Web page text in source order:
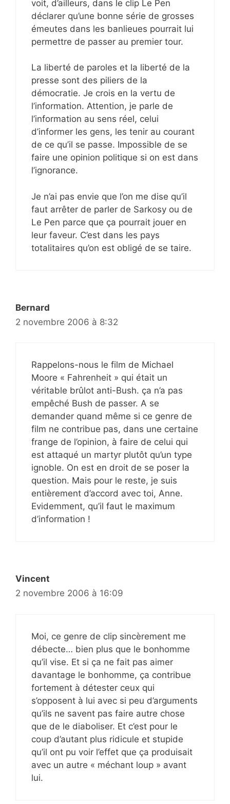
voit, d’ailleurs, dans le clip Le Pen
déclarer qu’une bonne série de grosses
émeutes dans les banlieues pourrait lui
permettre de passer au premier tour.
La liberté de paroles et la liberté de la
presse sont des piliers de la
démocratie. Je crois en la vertu de
l’information. Attention, je parle de
l’information au sens réel, celui
d’informer les gens, les tenir au courant
de ce qu’il se passe. Impossible de se
faire une opinion politique si on est dans
l’ignorance.
Je n’ai pas envie que l’on me dise qu’il
faut arrêter de parler de Sarkosy ou de
Le Pen parce que ça pourrait jouer en
leur faveur. C’est dans les pays
totalitaires qu’on est obligé de se taire.
Bernard
2 novembre 2006 à 8:32
Rappelons-nous le film de Michael
Moore « Fahrenheit » qui était un
véritable brûlot anti-Bush. ça n’a pas
empêché Bush de passer. A se
demander quand même si ce genre de
film ne contribue pas, dans une certaine
frange de l’opinion, à faire de celui qui
est attaqué un martyr plutôt qu’un type
ignoble. On est en droit de se poser la
question. Mais pour le reste, je suis
entièrement d’accord avec toi, Anne.
Evidemment, qu’il faut le maximum
d’information !
Vincent
2 novembre 2006 à 16:09
Moi, ce genre de clip sincèrement me
débecte… bien plus que le bonhomme
qu’il vise. Et si ça ne fait pas aimer
davantage le bonhomme, ça contribue
fortement à détester ceux qui
s’opposent à lui avec si peu d’arguments
qu’ils ne savent pas faire autre chose
que de le diaboliser. Et c’est pour le
coup d’autant plus ridicule et stupide
qu’il ont pu voir l’effet que ça produisait
avec un autre « méchant loup » avant
lui.